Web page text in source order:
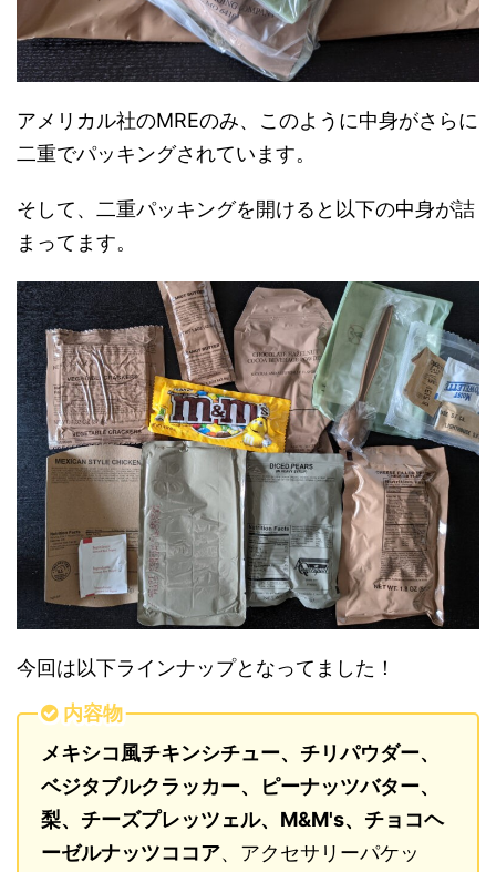
アメリカル社のMREのみ、このように中身がさらに
二重でパッキングされています。
そして、二重パッキングを開けると以下の中身が詰
まってます。
今回は以下ラインナップとなってました！
内容物
メキシコ風チキンシチュー、チリパウダー、
ベジタブルクラッカー、ピーナッツバター、
梨、チーズプレッツェル、M&M's、チョコヘ
ーゼルナッツココア、アクセサリーパケッ